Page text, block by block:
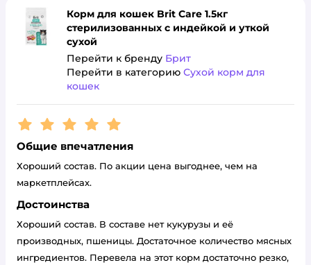
Корм для кошек Brit Care 1.5кг
стерилизованных с индейкой и уткой
сухой
Перейти к бренду Брит
Перейти в категорию Сухой корм для
кошек
Рейтинг:5
Общие впечатления
Хороший состав. По акции цена выгоднее, чем на
маркетплейсах.
Достоинства
Хороший состав. В составе нет кукурузы и её
производных, пшеницы. Достаточное количество мясных
ингредиентов. Перевела на этот корм достаточно резко,